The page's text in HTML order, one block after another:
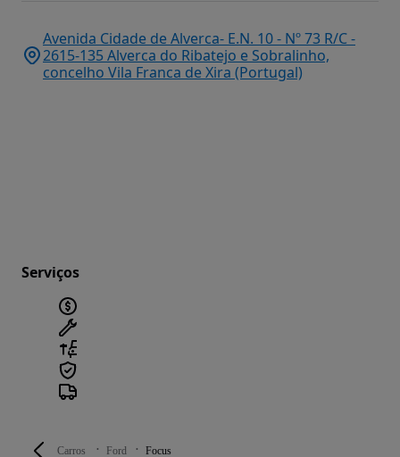
Carros Ford Focus
Avenida Cidade de Alverca- E.N. 10 - Nº 73 R/C -
2615-135 Alverca do Ribatejo e Sobralinho,
concelho Vila Franca de Xira (Portugal)
Serviços